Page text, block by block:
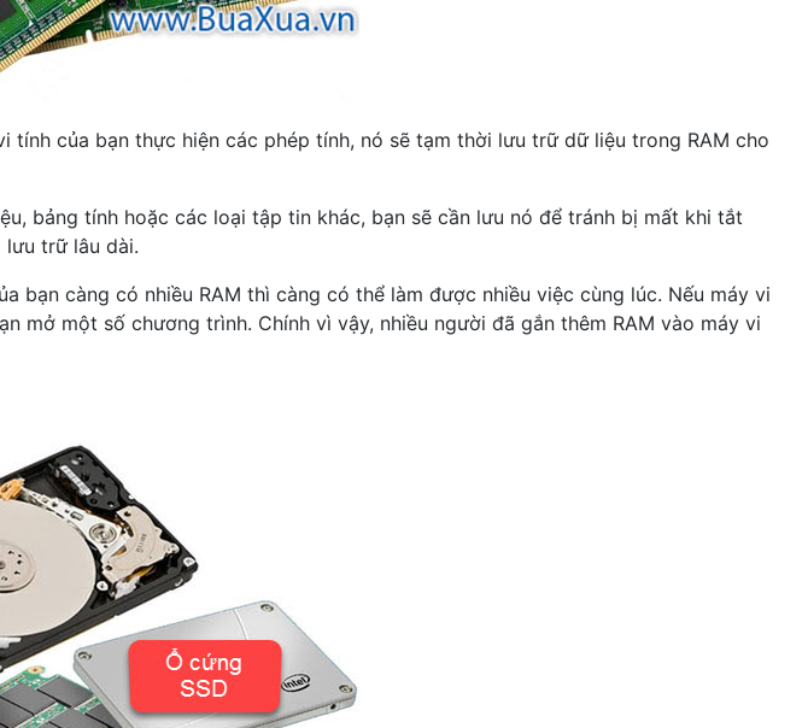
tính của bạn thực hiện các phép tính, nó sẽ tạm thời lưu trữ dữ liệu trong RAM cho
bảng tính hoặc các loại tập tin khác, bạn sẽ cần lưu nó để tránh bị mất khi tắt
trữ lâu dài.
bạn càng có nhiều RAM thì càng có thể làm được nhiều việc cùng lúc. Nếu máy vi
mở một số chương trình. Chính vì vậy, nhiều người đã gắn thêm RAM vào máy vi